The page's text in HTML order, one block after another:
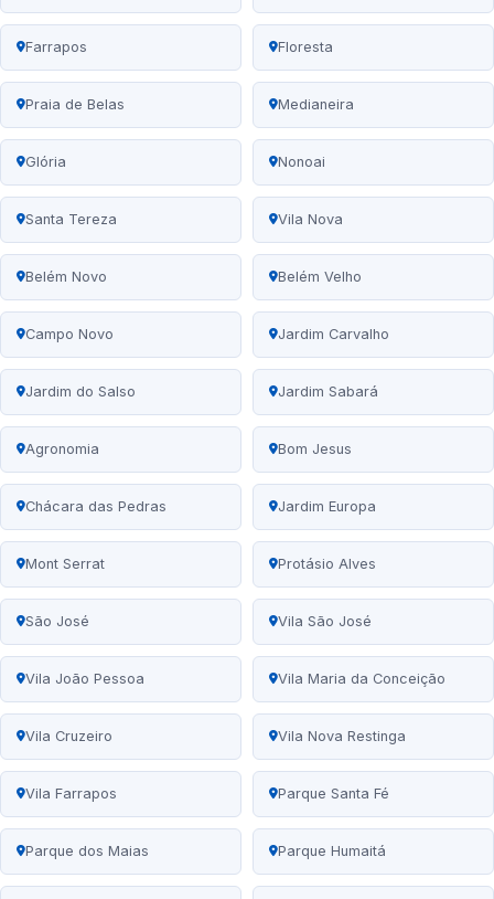
Farrapos Floresta
Praia de Belas Medianeira
Glória Nonoai
Santa Tereza Vila Nova
Belém Novo Belém Velho
Campo Novo Jardim Carvalho
Jardim do Salso Jardim Sabará
Agronomia Bom Jesus
Chácara das Pedras Jardim Europa
Mont Serrat Protásio Alves
São José Vila São José
Vila João Pessoa Vila Maria da Conceição
Vila Cruzeiro Vila Nova Restinga
Vila Farrapos Parque Santa Fé
Parque dos Maias Parque Humaitá